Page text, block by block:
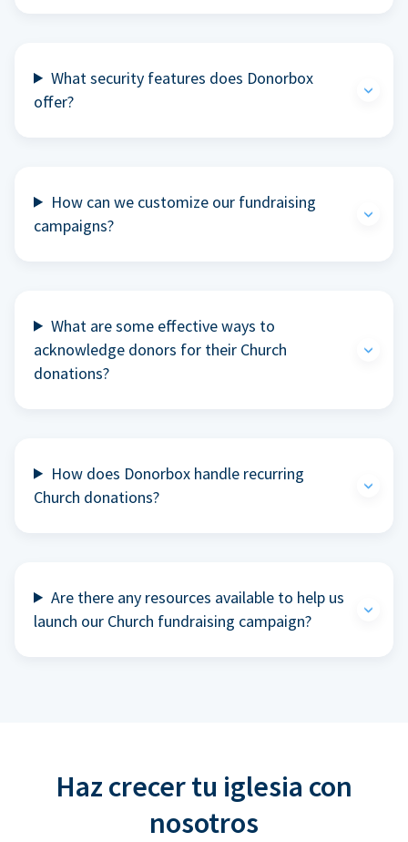
What security features does Donorbox
offer?
How can we customize our fundraising
campaigns?
What are some effective ways to
acknowledge donors for their Church
donations?
How does Donorbox handle recurring
Church donations?
Are there any resources available to help us
launch our Church fundraising campaign?
Haz crecer tu iglesia con
nosotros